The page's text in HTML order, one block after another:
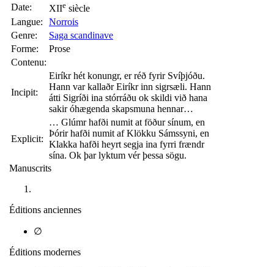
Date:
XIIe siècle
Langue:
Norrois
Genre:
Saga scandinave
Forme:
Prose
Contenu:
Incipit:
Eiríkr hét konungr, er réð fyrir Svíþjóðu.
Hann var kallaðr Eiríkr inn sigrsæli. Hann
átti Sigríði ina stórráðu ok skildi við hana
sakir óhægenda skapsmuna hennar…
Explicit:
… Glúmr hafði numit at föður sínum, en
Þórir hafði numit af Klökku Sámssyni, en
Klakka hafði heyrt segja ina fyrri frændr
sína. Ok þar lyktum vér þessa sögu.
Manuscrits
Éditions anciennes
∅
Éditions modernes